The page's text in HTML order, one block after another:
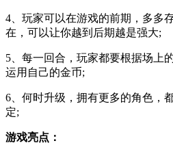
4、玩家可以在游戏的前期，多多
在，可以让你越到后期越是强大;
5、每一回合，玩家都要根据场上
运用自己的金币;
6、何时升级，拥有更多的角色，
定;
游戏亮点：